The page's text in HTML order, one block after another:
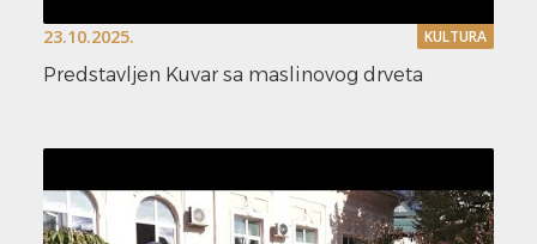
23.10.2025. KULTURA
Predstavljen Kuvar sa maslinovog drveta